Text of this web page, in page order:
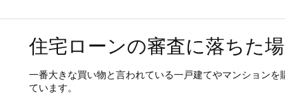
住宅ローンの審査に落ちた
一番大きな買い物と言われている一戸建てやマンション
ています。